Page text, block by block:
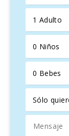
Además, la
es perfecta
Atracciones
perfecta para
pintoresca
amantes del
pocos minutos
senderismo
históricos, como